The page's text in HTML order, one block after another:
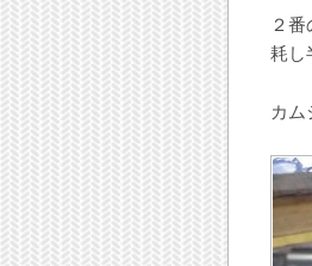
２
耗し
カム